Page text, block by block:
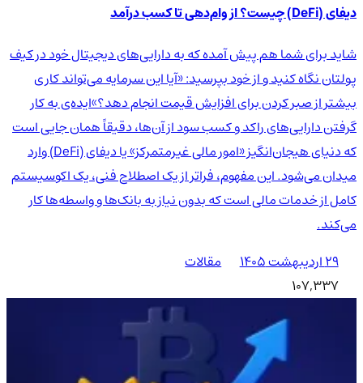
دیفای (DeFi) چیست؟ از وام‌دهی تا کسب درآمد
شاید برای شما هم پیش آمده که به دارایی‌های دیجیتال خود در کیف
پولتان نگاه کنید و از خود بپرسید: «آیا این سرمایه می‌تواند کاری
بیشتر از صبر کردن برای افزایش قیمت انجام دهد؟»ایده‌ی به کار
گرفتن دارایی‌های راکد و کسب سود از آن‌ها، دقیقاً همان جایی است
که دنیای هیجان‌انگیز «امور مالی غیرمتمرکز» یا دیفای (DeFi) وارد
میدان می‌شود. این مفهوم، فراتر از یک اصطلاح فنی، یک اکوسیستم
کامل از خدمات مالی است که بدون نیاز به بانک‌ها و واسطه‌ها کار
می‌کند.
۲۹ اردیبهشت ۱۴۰۵
مقالات
107,337